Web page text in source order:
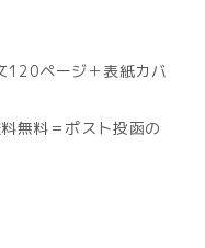
ページ＋表紙カバ
無料＝ポスト投函の